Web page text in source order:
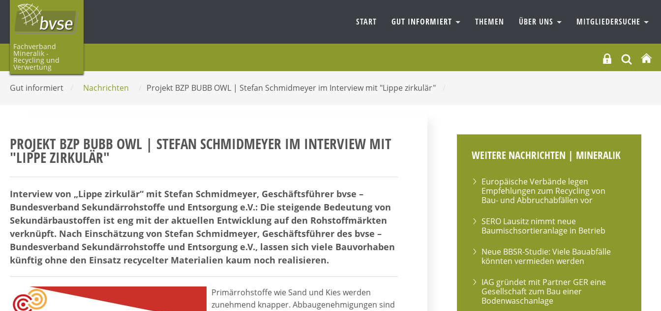
Fachverband
Mineralik -
Recycling und
Verwertung
START GUT INFORMIERT THEMEN ÜBER UNS MITGLIEDERSUCHE
Gut informiert / Nachrichten / Projekt BZP BUBB OWL | Stefan Schmidmeyer im Interview mit "Lippe zirkulär" /
PROJEKT BZP BUBB OWL | STEFAN SCHMIDMEYER IM INTERVIEW MIT
"LIPPE ZIRKULÄR"
Interview von „Lippe zirkulär“ mit Stefan Schmidmeyer, Geschäftsführer bvse –
Bundesverband Sekundärrohstoffe und Entsorgung e.V.: Die steigende Bedeutung von
Sekundärbaustoffen ist eng mit der aktuellen Entwicklung auf den Rohstoffmärkten
verknüpft. Nach Einschätzung von Stefan Schmidmeyer, Geschäftsführer des bvse –
Bundesverband Sekundärrohstoffe und Entsorgung e.V., lassen sich viele Bauvorhaben
künftig ohne den Einsatz recycelter Materialien kaum noch realisieren.
Primärrohstoffe wie Sand und Kies werden
zunehmend knapper. Abbaugenehmigungen sind
WEITERE NACHRICHTEN | MINERALIK
Europäische Verbände legen
Empfehlungen zum Recycling von
Bau- und Abbruchabfällen vor
SERO Lausitz nimmt neue
Baumischsortieranlage in Betrieb
Neue BBSR-Studie: Viele Bauabfälle
könnten vermieden werden
IAG gründet mit Partner GER eine
Gesellschaft zum Bau einer
Bodenwaschanlage